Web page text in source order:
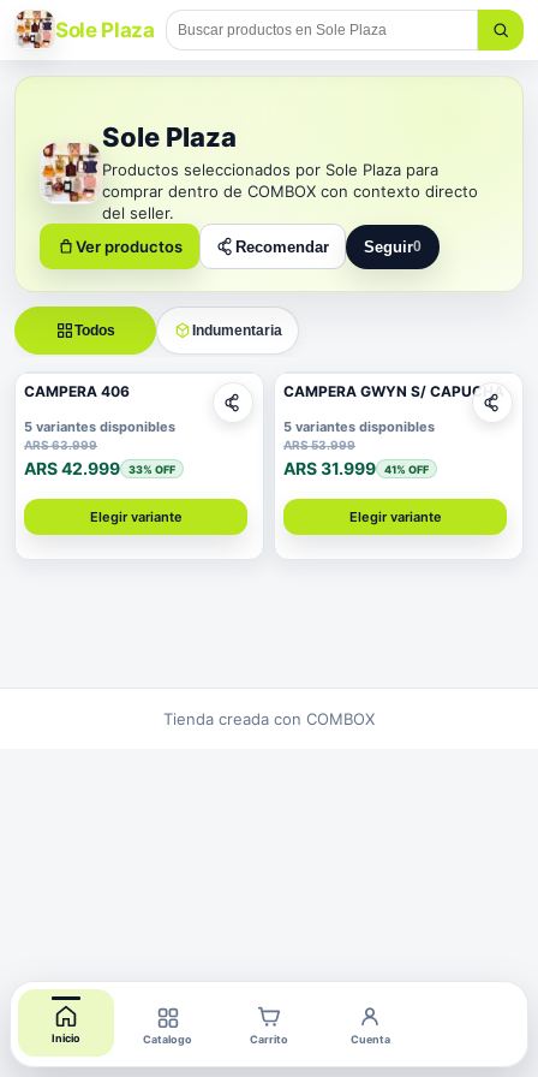
Sole Plaza
Sole Plaza
Productos seleccionados por Sole Plaza para
comprar dentro de COMBOX con contexto directo
del seller.
Ver productos
Recomendar Seguir0
Seguir a Sole Plaza
Todos Indumentaria
CAMPERA 406
5 variantes disponibles
ARS 63.999
ARS 42.999 33% OFF
Elegir variante
CAMPERA GWYN S/ CAPUCHA
5 variantes disponibles
ARS 53.999
ARS 31.999 41% OFF
Elegir variante
Inicio Catalogo Carrito Cuenta
Tienda creada con COMBOX